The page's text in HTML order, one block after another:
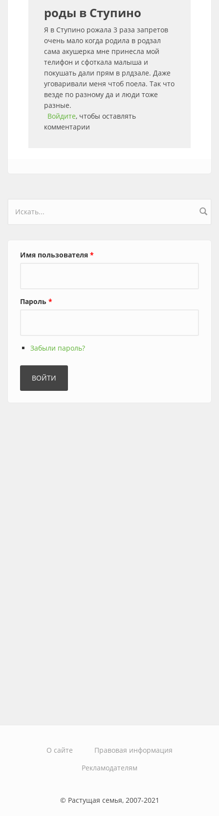
роды в Ступино
Я в Ступино рожала 3 раза запретов
очень мало когда родила в родзал
сама акушерка мне принесла мой
телифон и сфоткала малыша и
покушать дали прям в рлдзале. Даже
уговаривали меня чтоб поела. Так что
везде по разному да и люди тоже
разные.
Войдите, чтобы оставлять
комментарии
Форма поиска
Имя пользователя *
Пароль *
Забыли пароль?
О сайте
Правовая информация
Рекламодателям
© Растущая семья, 2007-2021